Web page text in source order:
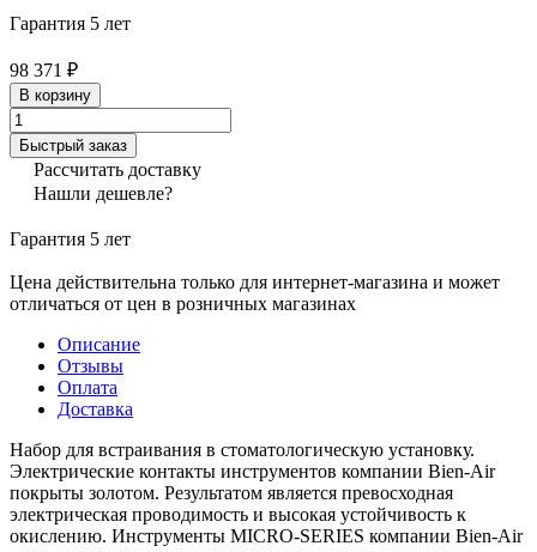
Гарантия 5 лет
98 371 ₽
В корзину
Быстрый заказ
Рассчитать доставку
Нашли дешевле?
Гарантия 5 лет
Цена действительна только для интернет-магазина и может
отличаться от цен в розничных магазинах
Описание
Отзывы
Оплата
Доставка
Набор для встраивания в стоматологическую установку.
Электрические контакты инструментов компании Bien-Air
покрыты золотом. Результатом является превосходная
электрическая проводимость и высокая устойчивость к
окислению. Инструменты MICRO-SERIES компании Bien-Air